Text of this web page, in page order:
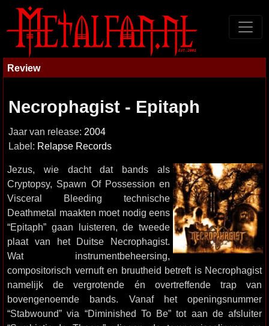
Review
Necrophagist - Epitaph
Jaar van release: 2004
Label: Relapse Records
Jezus, wie dacht dat bands als
Cryptopsy, Spawn Of Possession en
Visceral Bleeding technische
Deathmetal maakten moet nodig eens
“Epitaph” gaan luisteren, de tweede
plaat van het Duitse Necrophagist.
Wat instrumentbeheersing,
compositorisch vernuft en bruutheid betreft is Necrophagist
namelijk de vergrotende én overtreffende trap van
bovengenoemde bands. Vanaf het openingsnummer
“Stabwound” via “Diminished To Be” tot aan de afsluiter